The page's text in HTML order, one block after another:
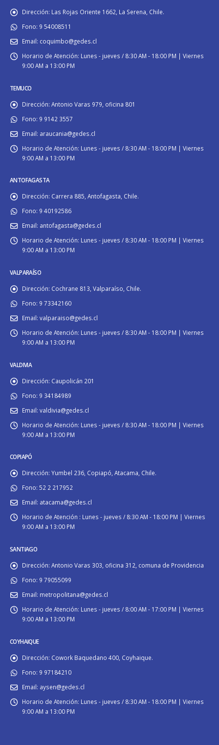
Dirección: Las Rojas Oriente 1662, La Serena, Chile.
Fono: 9 54008511
Email: coquimbo@gedes.cl
Horario de Atención: Lunes - jueves / 8:30 AM - 18:00 PM | Viernes
9:00 AM a 13:00 PM
TEMUCO
Dirección: Antonio Varas 979, oficina 801
Fono: 9 9142 3557
Email: araucania@gedes.cl
Horario de Atención: Lunes - jueves / 8:30 AM - 18:00 PM | Viernes
9:00 AM a 13:00 PM
ANTOFAGASTA
Dirección: Carrera 885, Antofagasta, Chile.
Fono: 9 40192586
Email: antofagasta@gedes.cl
Horario de Atención: Lunes - jueves / 8:30 AM - 18:00 PM | Viernes
9:00 AM a 13:00 PM
VALPARAÍSO
Dirección: Cochrane 813, Valparaíso, Chile.
Fono: 9 73342160
Email: valparaiso@gedes.cl
Horario de Atención: Lunes - jueves / 8:30 AM - 18:00 PM | Viernes
9:00 AM a 13:00 PM
VALDIVIA
Dirección: Caupolicán 201
Fono: 9 34184989
Email: valdivia@gedes.cl
Horario de Atención: Lunes - jueves / 8:30 AM - 18:00 PM | Viernes
9:00 AM a 13:00 PM
COPIAPÓ
Dirección: Yumbel 236, Copiapó, Atacama, Chile.
Fono: 52 2 217952
Email: atacama@gedes.cl
Horario de Atención : Lunes - jueves / 8:30 AM - 18:00 PM | Viernes
9:00 AM a 13:00 PM
SANTIAGO
Dirección: Antonio Varas 303, oficina 312, comuna de Providencia
Fono: 9 79055099
Email: metropolitana@gedes.cl
Horario de Atención: Lunes - jueves / 8:00 AM - 17:00 PM | Viernes
9:00 AM a 13:00 PM
COYHAIQUE
Dirección: Cowork Baquedano 400, Coyhaique.
Fono: 9 97184210
Email: aysen@gedes.cl
Horario de Atención: Lunes - jueves / 8:30 AM - 18:00 PM | Viernes
9:00 AM a 13:00 PM